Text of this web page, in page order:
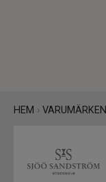
HEM › VARUMÄRKEN